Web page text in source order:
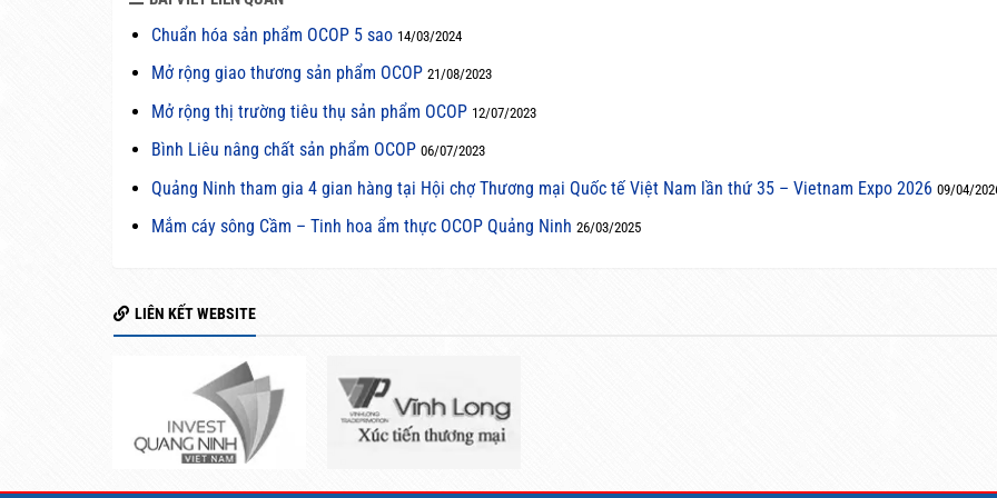
Chuẩn hóa sản phẩm OCOP 5 sao 14/03/2024
Mở rộng giao thương sản phẩm OCOP 21/08/2023
Mở rộng thị trường tiêu thụ sản phẩm OCOP 12/07/2023
Bình Liêu nâng chất sản phẩm OCOP 06/07/2023
Quảng Ninh tham gia 4 gian hàng tại Hội chợ Thương mại Quốc tế Việt Nam lần thứ 35 – Vietnam Expo 2026 09/04/
Mắm cáy sông Cầm – Tinh hoa ẩm thực OCOP Quảng Ninh 26/03/2025
LIÊN KẾT WEBSITE